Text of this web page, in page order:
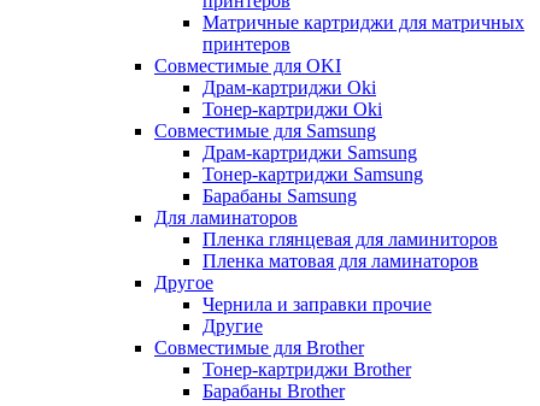
Матричные картриджи для матричных
принтеров
Совместимые для OKI
Драм-картриджи Oki
Тонер-картриджи Oki
Совместимые для Samsung
Драм-картриджи Samsung
Тонер-картриджи Samsung
Барабаны Samsung
Для ламинаторов
Пленка глянцевая для ламиниторов
Пленка матовая для ламинаторов
Другое
Чернила и заправки прочие
Другие
Совместимые для Brother
Тонер-картриджи Brother
Барабаны Brother